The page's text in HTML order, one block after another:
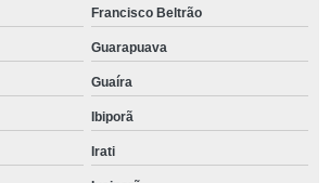
Francisco Beltrão
Guarapuava
Guaíra
Ibiporã
Irati